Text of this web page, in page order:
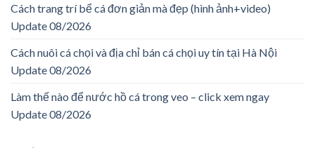
Cách trang trí bể cá đơn giản mà đẹp (hình ảnh+video)
Update 08/2026
Cách nuôi cá chọi và địa chỉ bán cá chọi uy tín tại Hà Nội
Update 08/2026
Làm thế nào để nước hồ cá trong veo – click xem ngay
Update 08/2026